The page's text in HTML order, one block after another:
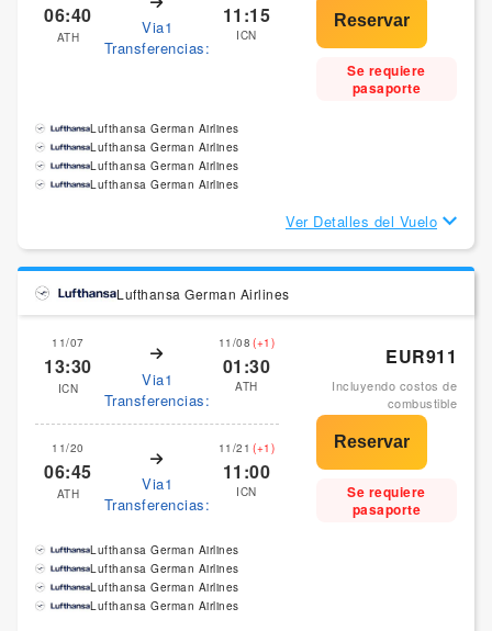
06:40
ATH
Via1
Transferencias:
11:15
ICN
Se requiere
pasaporte
Lufthansa German Airlines
Lufthansa German Airlines
Lufthansa German Airlines
Lufthansa German Airlines
Ver Detalles del Vuelo
Lufthansa German Airlines
11/07
13:30
ICN
Via1
Transferencias:
11/08 (+1)
01:30
ATH
11/20
06:45
ATH
Via1
Transferencias:
11/21 (+1)
11:00
ICN
EUR911
Incluyendo costos de
combustible
Se requiere
pasaporte
Lufthansa German Airlines
Lufthansa German Airlines
Lufthansa German Airlines
Lufthansa German Airlines